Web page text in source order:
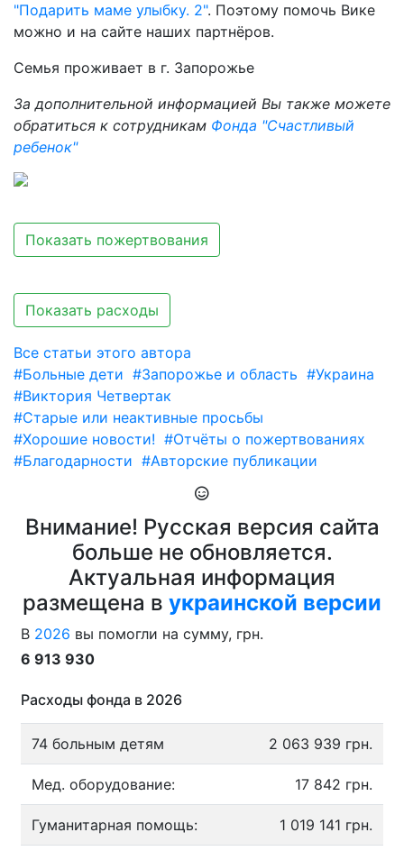
"Подарить маме улыбку. 2". Поэтому помочь Вике
можно и на сайте наших партнёров.
Семья проживает в г. Запорожье
За дополнительной информацией Вы также можете
обратиться к сотрудникам Фонда "Счастливый
ребенок"
Показать пожертвования
Показать расходы
Все статьи этого автора
#Больные дети #Запорожье и область #Украина
#Виктория Четвертак
#Старые или неактивные просьбы
#Хорошие новости! #Отчёты о пожертвованиях
#Благодарности #Авторские публикации
Внимание! Русская версия сайта
больше не обновляется.
Актуальная информация
размещена в украинской версии
В 2026 вы помогли на сумму, грн.
6 913 930
Расходы фонда в 2026
74 больным детям 2 063 939 грн.
Мед. оборудование: 17 842 грн.
Гуманитарная помощь: 1 019 141 грн.